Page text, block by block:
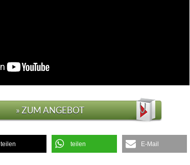
» ZUM ANGEBOT
teilen teilen E-Mail